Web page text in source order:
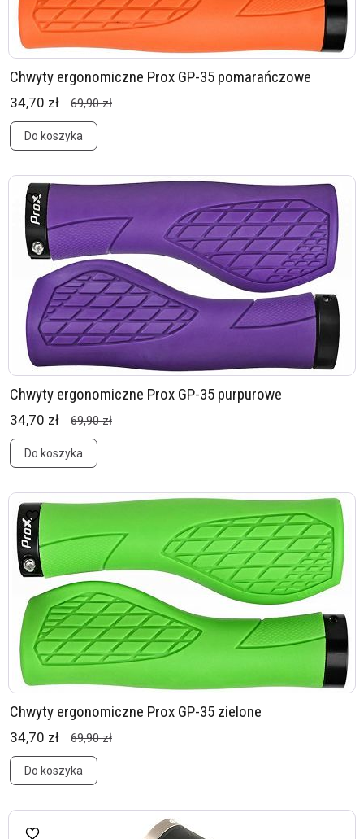
Chwyty ergonomiczne Prox GP-35 pomarańczowe
34,70 zł 69,90 zł
Do koszyka
Chwyty ergonomiczne Prox GP-35 purpurowe
34,70 zł 69,90 zł
Do koszyka
Chwyty ergonomiczne Prox GP-35 zielone
34,70 zł 69,90 zł
Do koszyka